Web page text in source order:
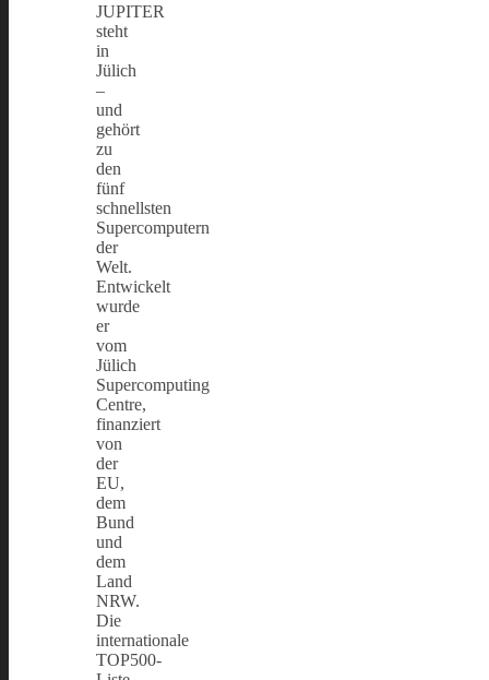
JUPITER
steht
in
Jülich
–
und
gehört
zu
den
fünf
schnellsten
Supercomputern
der
Welt.
Entwickelt
wurde
er
vom
Jülich
Supercomputing
Centre,
finanziert
von
der
EU,
dem
Bund
und
dem
Land
NRW.
Die
internationale
TOP500-